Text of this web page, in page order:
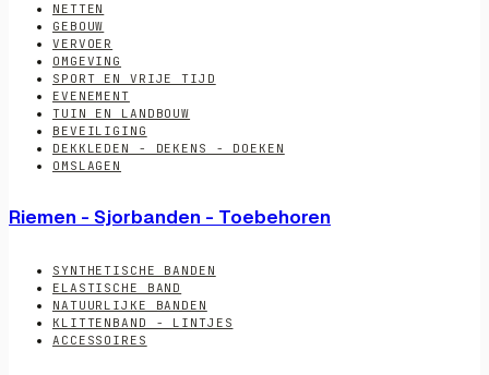
NETTEN
GEBOUW
VERVOER
OMGEVING
SPORT EN VRIJE TIJD
EVENEMENT
TUIN EN LANDBOUW
BEVEILIGING
DEKKLEDEN - DEKENS - DOEKEN
OMSLAGEN
Riemen - Sjorbanden - Toebehoren
SYNTHETISCHE BANDEN
ELASTISCHE BAND
NATUURLIJKE BANDEN
KLITTENBAND - LINTJES
ACCESSOIRES